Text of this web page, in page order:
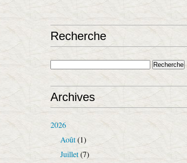
Recherche
Archives
2026
Août(1)
Juillet(7)